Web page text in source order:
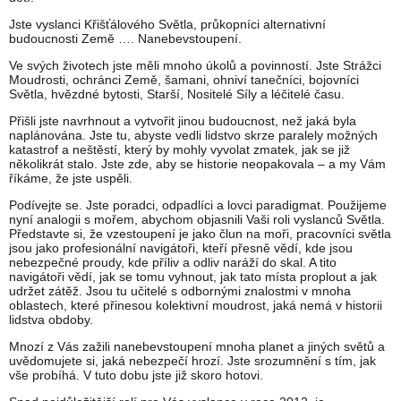
Jste vyslanci Křišťálového Světla, průkopníci alternativní
budoucnosti Země …. Nanebevstoupení.
Ve svých životech jste měli mnoho úkolů a povinností. Jste Strážci
Moudrosti, ochránci Země, šamani, ohniví tanečníci, bojovníci
Světla, hvězdné bytosti, Starší, Nositelé Síly a léčitelé času.
Přišli jste navrhnout a vytvořit jinou budoucnost, než jaká byla
naplánována. Jste tu, abyste vedli lidstvo skrze paralely možných
katastrof a neštěstí, který by mohly vyvolat zmatek, jak se již
několikrát stalo. Jste zde, aby se historie neopakovala – a my Vám
říkáme, že jste uspěli.
Podívejte se. Jste poradci, odpadlíci a lovci paradigmat. Použijeme
nyní analogii s mořem, abychom objasnili Vaši roli vyslanců Světla.
Představte si, že vzestoupení je jako člun na moři, pracovníci světla
jsou jako profesionální navigátoři, kteří přesně vědí, kde jsou
nebezpečné proudy, kde příliv a odliv naráží do skal. A tito
navigátoři vědí, jak se tomu vyhnout, jak tato místa proplout a jak
udržet zátěž. Jsou tu učitelé s odbornými znalostmi v mnoha
oblastech, které přinesou kolektivní moudrost, jaká nemá v historii
lidstva obdoby.
Mnozí z Vás zažili nanebevstoupení mnoha planet a jiných světů a
uvědomujete si, jaká nebezpečí hrozí. Jste srozumnění s tím, jak
vše probíhá. V tuto dobu jste již skoro hotovi.